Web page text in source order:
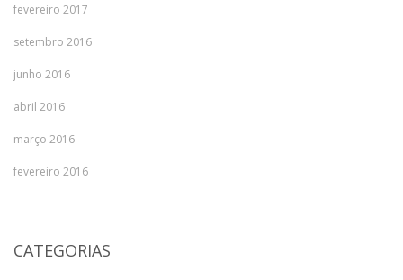
fevereiro 2017
setembro 2016
junho 2016
abril 2016
março 2016
fevereiro 2016
CATEGORIAS